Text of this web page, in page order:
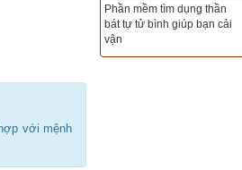
với mệnh
Tổng Kho Sim Năm sinh 0x -
9x - 8x -7x -6x giá rẻ nhất thị
trường - Click xem ngay